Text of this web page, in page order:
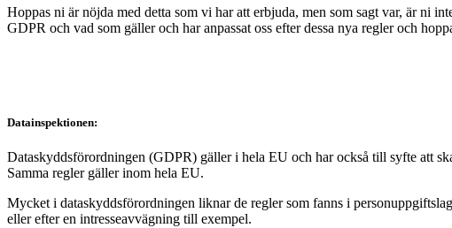
Hoppas ni är nöjda med detta som vi har att erbjuda, men som sagt var, är ni
GDPR och vad som gäller och har anpassat oss efter dessa nya regler och
Datainspektionen:
Dataskyddsförordningen (GDPR) gäller i hela EU och har också till syfte att
Samma regler gäller inom hela EU.
Mycket i dataskyddsförordningen liknar de regler som fanns i
eller efter en intresseavvägning till exempel.